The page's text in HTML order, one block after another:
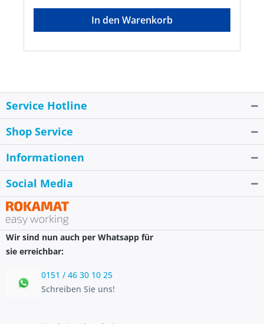
In den Warenkorb
Service Hotline
Shop Service
Informationen
Social Media
Wir sind nun auch per Whatsapp für
sie erreichbar:
0151 / 46 30 10 25
Schreiben Sie uns!